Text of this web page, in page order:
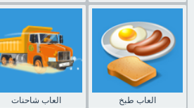
العاب شاحنات العاب طبخ